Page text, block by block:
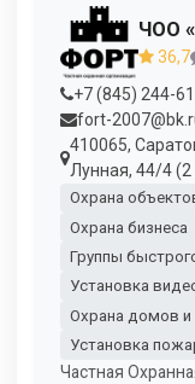
ЧОО
36,7
+7 (845) 244-
fort-
410065,
Лунная, 44/4 (2
Охрана
Охрана бизнеса
Группы
Установка
Охрана домов и
Установка
Частная